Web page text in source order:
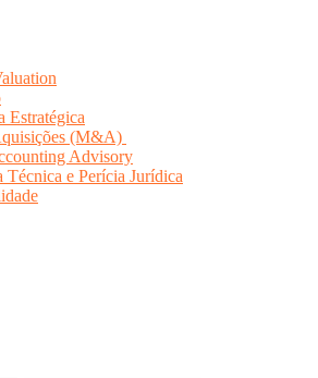
Estratégica
(M&A)
Advisory
Técnica e Perícia Jurídica